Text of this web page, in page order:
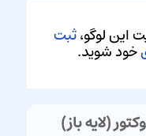
این لوگو،ثبت
خود شوید.
وکتور (لایه باز)